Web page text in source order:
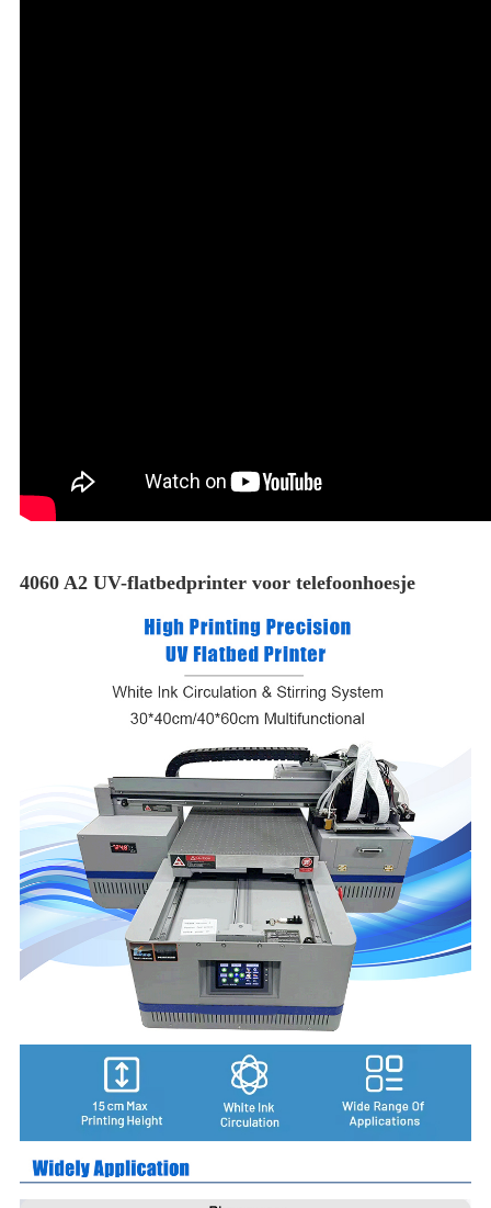
4060 A2 UV-flatbedprinter voor telefoonhoesje